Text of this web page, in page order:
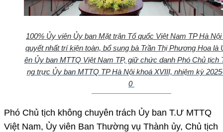
100% Ủy viên Ủy ban Mặt trận Tổ quốc Việt Nam TP Hà Nội
quyết nhất trí kiện toàn, bổ sung bà Trần Thị Phương Hoa là
ên Ủy ban MTTQ Việt Nam TP, giữ chức danh Phó Chủ tịch
ng trực Ủy ban MTTQ TP Hà Nội khoá XVIII, nhiệm kỳ
0
Phó Chủ tịch không chuyên trách Ủy ban T.Ư MTTQ
Việt Nam, Ủy viên Ban Thường vụ Thành ủy, Chủ tịch